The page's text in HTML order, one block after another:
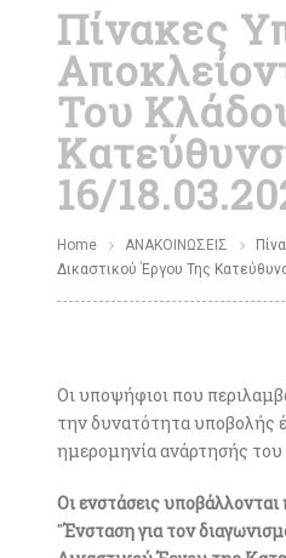
Πίνακες
Του
16/
Home ΑΝΑΚΟΙΝΩΣΕΙΣ
Δικαστικού Έργου Της
Οι υποψήφιοι που
την δυνατότητα υποβολής
ημερομηνία ανάρτησής του
Οι ενστάσεις
"Ένσταση για τον